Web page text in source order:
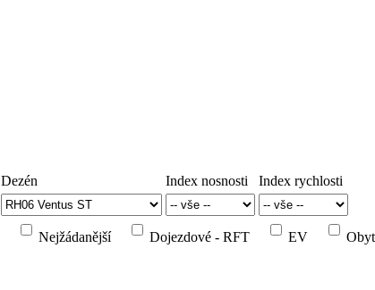
Dezén Index nosnosti Index rychlosti
Nejžádanější Dojezdové - RFT EV